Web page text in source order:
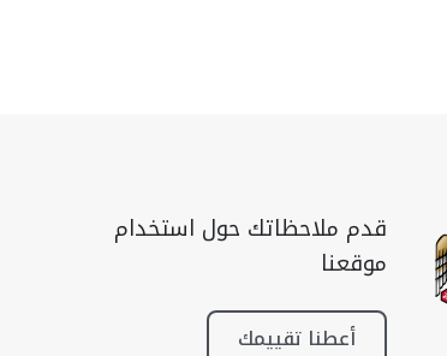
قدم ملاحظاتك حول استخدام
موقعنا
أعطنا تقييمك